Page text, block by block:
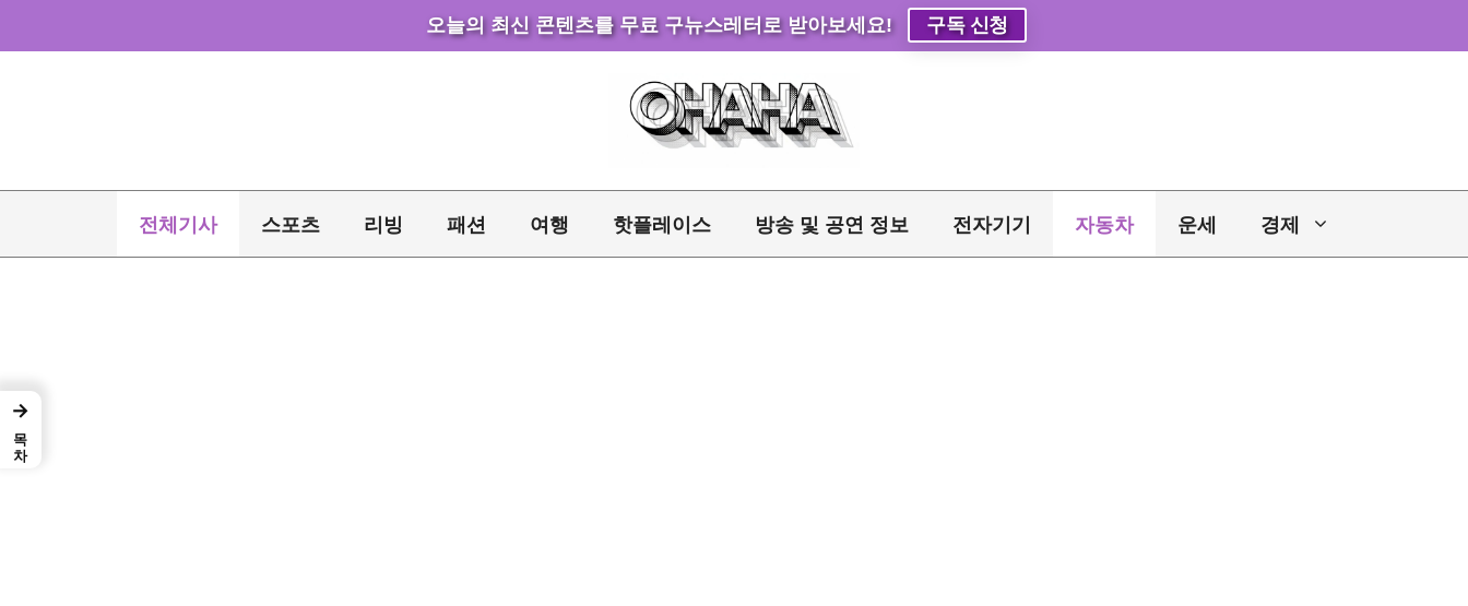
오늘의 최신 콘텐츠를 무료 구뉴스레터로 받아보세요! 구독 신청
기
전체기사 스포츠 리빙 패션 여행 핫플레이스 방송 및 공연 정보 전자기기 자동차 운세 경제
→
목차